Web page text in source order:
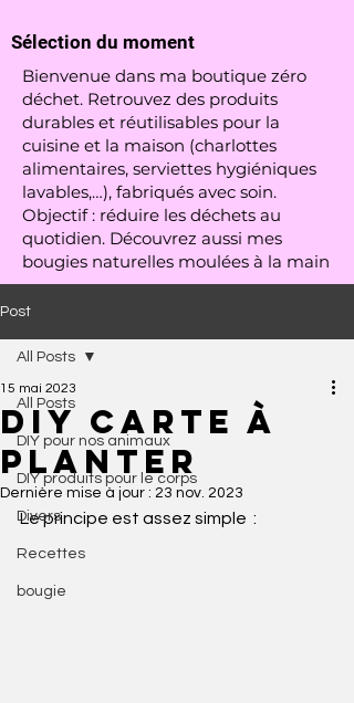
Sélection du moment
Bienvenue dans ma boutique zéro
déchet. Retrouvez des produits
durables et réutilisables pour la
cuisine et la maison (charlottes
alimentaires, serviettes hygiéniques
lavables,…), fabriqués avec soin.
Objectif : réduire les déchets au
quotidien. Découvrez aussi mes
bougies naturelles moulées à la main
Post
All Posts
DIY pour nos animaux
DIY produits pour le corps
Divers
Recettes
bougie
All Posts
DIY carte à
planter
15 mai 2023
Dernière mise à jour : 23 nov. 2023
Le principe est assez simple  :